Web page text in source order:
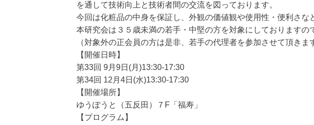
を通して技術向上と技術者間の交流を図っております。
今回は化粧品の中身を保証し、外観の価値観や使用性・便利さな
本研究会は３５歳未満の若手・中堅の方を対象にしておりますの
（対象外の正会員の方は是非、若手の代理者を参加させて頂きま
【開催日時】
第33回 9月9日(月)13:30-17:30
第34回 12月4日(水)13:30-17:30
【開催場所】
ゆうぽうと（五反田）７F「福寿」
【プログラム】